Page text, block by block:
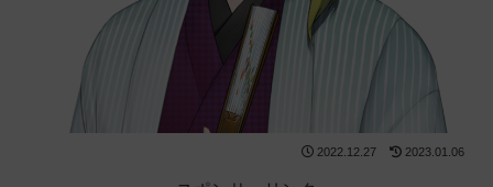
2022.12.27 2023.01.06